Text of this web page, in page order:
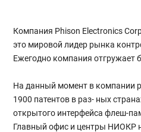
Компания Phison Electronics
это мировой лидер рынка
Ежегодно компания отгружает
На данный момент в компании
1900 патентов в раз- ных
открытого интерфейса флеш-
Главный офис и центры НИОКР